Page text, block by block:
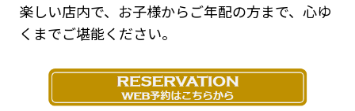
楽しい店内で、お子様からご年配の方まで、心ゆ
くまでご堪能ください。